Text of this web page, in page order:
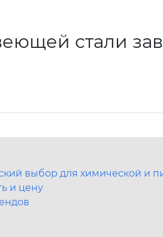
стали
выбор для химической и
и цену